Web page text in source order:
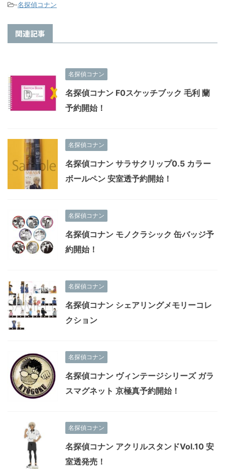
-名探偵コナン
関連記事
名探偵コナン
名探偵コナン F0スケッチブック 毛利 蘭
予約開始！
名探偵コナン
名探偵コナン サラサクリップ0.5 カラー
ボールペン 安室透予約開始！
名探偵コナン
名探偵コナン モノクラシック 缶バッジ予
約開始！
名探偵コナン
名探偵コナン シェアリングメモリーコレ
クション
名探偵コナン
名探偵コナン ヴィンテージシリーズ ガラ
スマグネット 京極真予約開始！
名探偵コナン
名探偵コナン アクリルスタンドVol.10 安
室透発売！